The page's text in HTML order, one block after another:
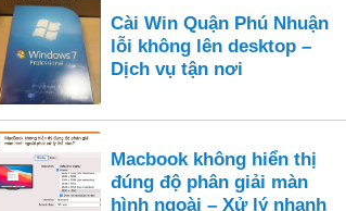
Cài Win Quận Phú Nhuận
lỗi không lên desktop –
Dịch vụ tận nơi
Macbook không hiển thị
đúng độ phân giải màn
hình ngoài – Xử lý nhanh